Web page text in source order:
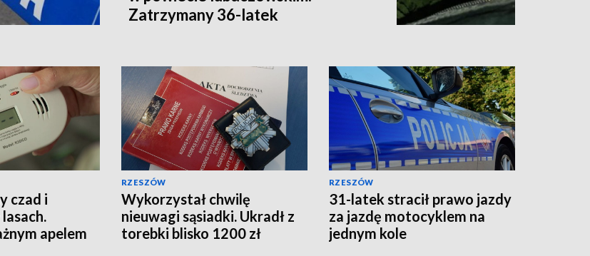
Zatrzymany 36-latek
czad i
apelem
RZESZÓW
Wykorzystał chwilę
nieuwagi sąsiadki. Ukradł z
torebki blisko 1200 zł
RZESZÓW
31-latek stracił prawo jazdy
za jazdę motocyklem na
jednym kole